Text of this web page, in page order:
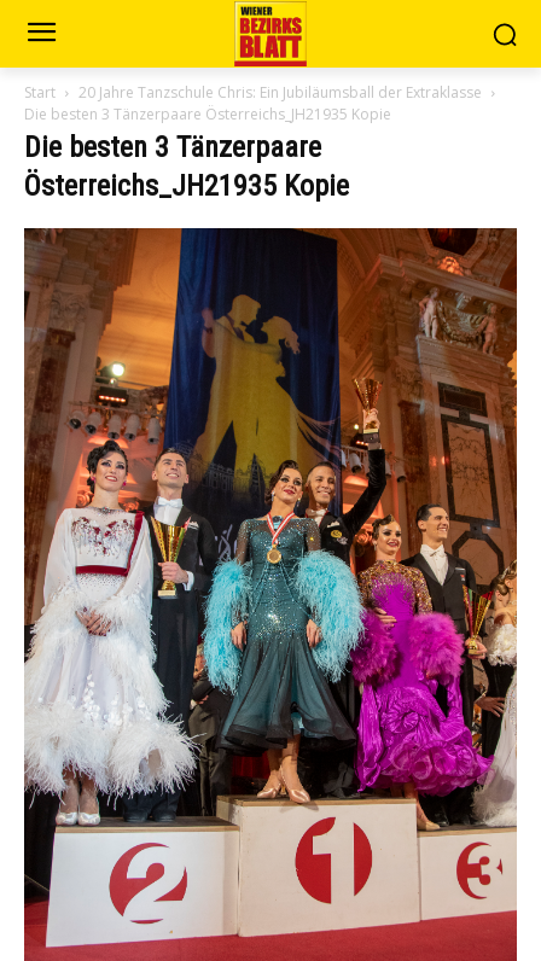
Start
20 Jahre Tanzschule Chris: Ein Jubiläumsball der Extraklasse
Die besten 3 Tänzerpaare Österreichs_JH21935 Kopie
Die besten 3 Tänzerpaare
Österreichs_JH21935 Kopie